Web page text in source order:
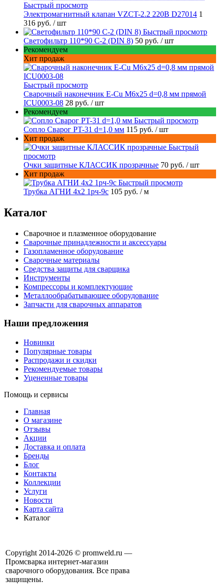
Быстрый просмотр
Электромагнитный клапан VZCT-2.2 220В D27014 1
316 руб. / шт
Быстрый просмотр
Светофильтр 110*90 С-2 (DIN 8) 50 руб. / шт
Рекомендуем
Хит продаж
Быстрый просмотр
Сварочный наконечник E-Cu M6x25 d=0,8 мм прямой
ICU0003-08 28 руб. / шт
Рекомендуем
Быстрый просмотр
Сопло Сварог PT-31 d=1,0 мм 115 руб. / шт
Хит продаж
Быстрый
просмотр
Очки защитные КЛАССИК прозрачные 70 руб. / шт
Хит продаж
Быстрый просмотр
Трубка АГНИ 4х2 1рч-9с 105 руб. / м
Каталог
Сварочное и плазменное оборудование
Сварочные принадлежности и аксессуары
Газопламенное оборудование
Сварочные материалы
Средства защиты для сварщика
Инструменты
Компрессоры и комплектующие
Металлообрабатывающее оборудование
Запчасти для сварочных аппаратов
Наши предложения
Новинки
Популярные товары
Распродажи и скидки
Рекомендуемые товары
Уцененные товары
Помощь и сервисы
Главная
О магазине
Отзывы
Акции
Доставка и оплата
Бренды
Блог
Контакты
Коллекции
Услуги
Новости
Карта сайта
Каталог
Copyright 2014-2026 © promweld.ru —
Промсварка интернет-магазин
сварочного оборудования. Все права
защищены.